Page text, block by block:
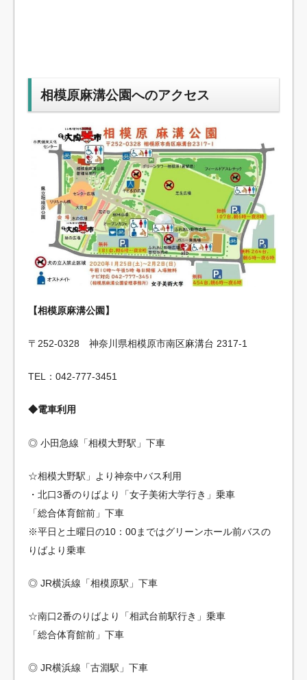
相模原麻溝公園へのアクセス
【相模原麻溝公園】
〒252-0328 神奈川県相模原市南区麻溝台 2317-1
TEL：042-777-3451
◆電車利用
◎ 小田急線「相模大野駅」下車
☆相模大野駅」より神奈中バス利用
・北口3番のりばより「女子美術大学行き」乗車
「総合体育館前」下車
※平日と土曜日の10：00まではグリーンホール前バスの
りばより乗車
◎ JR横浜線「相模原駅」下車
☆南口2番のりばより「相武台前駅行き」乗車
「総合体育館前」下車
◎ JR横浜線「古淵駅」下車